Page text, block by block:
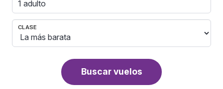
1 adulto
CLASE
Buscar vuelos